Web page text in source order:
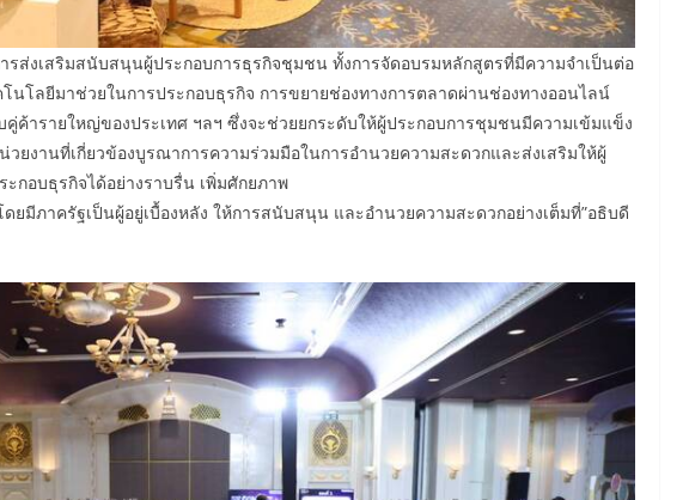
รส่งเสริมสนับสนุนผู้ประกอบการธุรกิจชุมชน ทั้งการจัดอบรมหลักสูตรที่มีความจำเป็นต่อ
นโลยีมาช่วยในการประกอบธุรกิจ การขยายช่องทางการตลาดผ่านช่องทางออนไลน์
บคู่ค้ารายใหญ่ของประเทศ ฯลฯ ซึ่งจะช่วยยกระดับให้ผู้ประกอบการชุมชนมีความเข้มแข็ง
ยงานที่เกี่ยวข้องบูรณาการความร่วมมือในการอำนวยความสะดวกและส่งเสริมให้ผู้
กอบธุรกิจได้อย่างราบรื่น เพิ่มศักยภาพ
ยมีภาครัฐเป็นผู้อยู่เบื้องหลัง ให้การสนับสนุน และอำนวยความสะดวกอย่างเต็มที่”อธิบดี